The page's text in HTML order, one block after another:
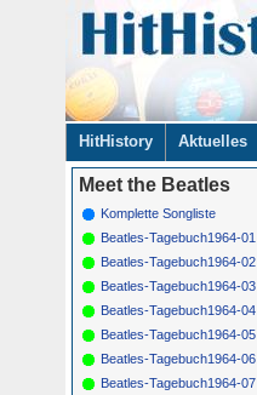
Navigation
überspringen
HitHistory Aktuelles
Meet the Beatles
Komplette Songliste
Beatles-Tagebuch1964-01
Beatles-Tagebuch1964-02
Beatles-Tagebuch1964-03
Beatles-Tagebuch1964-04
Beatles-Tagebuch1964-05
Beatles-Tagebuch1964-06
Beatles-Tagebuch1964-07